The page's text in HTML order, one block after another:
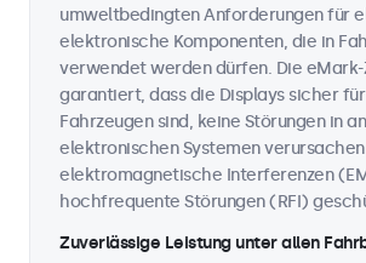
umweltbedingten Anforderungen für
elektronische Komponenten, die in
verwendet werden dürfen. Die
garantiert, dass die Displays sicher für
Fahrzeugen sind, keine Störungen in
elektronischen Systemen
elektromagnetische Interferenzen
hochfrequente Störungen (RFI)
Zuverlässige Leistung unter allen